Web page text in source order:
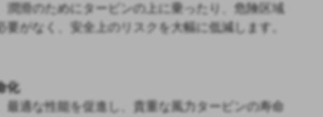
潤滑のためにタービンの上に乗ったり、危険区域
要がなく、安全上のリスクを大幅に低減します。
化
最適な性能を促進し、貴重な風力タービンの寿命